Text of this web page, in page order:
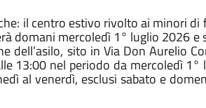
il centro estivo rivolto ai minori di
domani mercoledì 1° luglio 2026 e
dell’asilo, sito in Via Don Aurelio
13:00 nel periodo da mercoledì
al venerdì, esclusi sabato e